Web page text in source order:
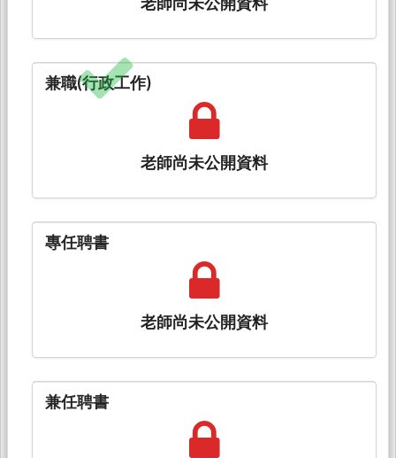
兼職(行政工作)
老師尚未公開資料
專任聘書
老師尚未公開資料
兼任聘書